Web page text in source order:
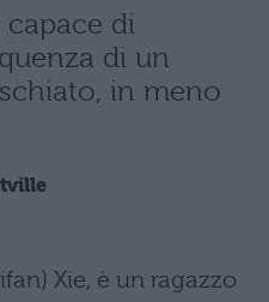
di
di un
in meno
Xie, è un ragazzo